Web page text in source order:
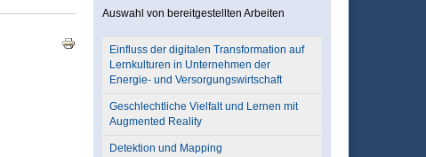
Auswahl von bereitgestellten Arbeiten
Einfluss der digitalen Transformation auf
Lernkulturen in Unternehmen der
Energie- und Versorgungswirtschaft
Geschlechtliche Vielfalt und Lernen mit
Augmented Reality
Detektion und Mapping